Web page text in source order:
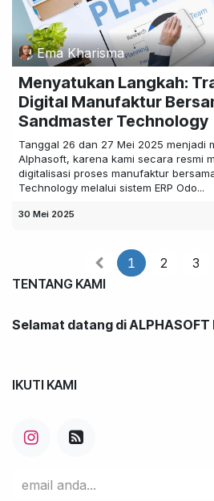
Ema Kharisma
Menyatukan Langkah:
Digital Manufaktur
Sandmaster Technology
Tanggal 26 dan 27 Mei 2025 menjadi
Alphasoft, karena kami secara resmi
digitalisasi proses manufaktur
Technology melalui sistem ERP Odo...
30 Mei 2025
1 2 3
TENTANG KAMI
Selamat datang di ALPHASOFT
IKUTI KAMI